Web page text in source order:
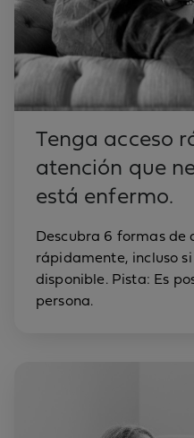
Tenga acceso
atención que
está enfermo.
Descubra 6 formas de
rápidamente, incluso
disponible. Pista: Es
persona.